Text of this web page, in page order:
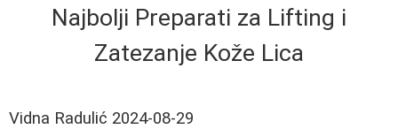
Najbolji Preparati za Lifting i
Zatezanje Kože Lica
Vidna Radulić 2024-08-29